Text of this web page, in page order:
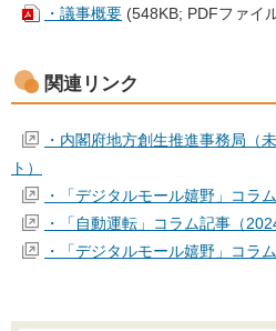
・議事概要 (548KB; PDFファイ
関連リンク
・内閣府地方創生推進事務局（
ト）
・「デジタルモール嬉野」コラ
・「自動運転」コラム記事（
・「デジタルモール嬉野」コラ